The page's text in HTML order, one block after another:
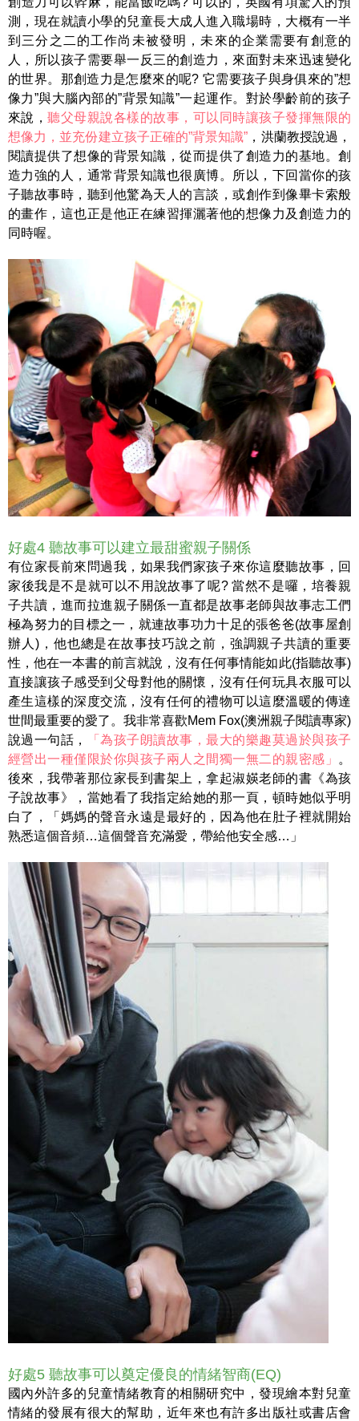
測，現在就讀小學的兒童長大成人進入職場時，大概有一半
到三分之二的工作尚未被發明，未來的企業需要有創意的
人，所以孩子需要舉一反三的創造力，來面對未來迅速變化
的世界。那創造力是怎麼來的呢? 它需要孩子與身俱來的”想
像力”與大腦內部的”背景知識”一起運作。對於學齡前的孩子
來說，聽父母親說各樣的故事，可以同時讓孩子發揮無限的
想像力，並充份建立孩子正確的”背景知識” ，洪蘭教授說過，
閱讀提供了想像的背景知識，從而提供了創造力的基地。創
造力強的人，通常背景知識也很廣博。所以，下回當你的孩
子聽故事時，聽到他驚為天人的言談，或創作到像畢卡索般
的畫作，這也正是他正在練習揮灑著他的想像力及創造力的
同時喔。
好處4 聽故事可以建立最甜蜜親子關係
有位家長前來問過我，如果我們家孩子來你這麼聽故事，回
家後我是不是就可以不用說故事了呢? 當然不是囉，培養親
子共讀，進而拉進親子關係一直都是故事老師與故事志工們
極為努力的目標之一，就連故事功力十足的張爸爸(故事屋創
辦人)，他也總是在故事技巧說之前，強調親子共讀的重要
性，他在一本書的前言就說，沒有任何事情能如此(指聽故事)
直接讓孩子感受到父母對他的關懷，沒有任何玩具衣服可以
產生這樣的深度交流，沒有任何的禮物可以這麼溫暖的傳達
世間最重要的愛了。我非常喜歡Mem Fox(澳洲親子閱讀專家)
說過一句話，
「為孩子朗讀故事，最大的樂趣莫過於與孩子
經營出一種僅限於你與孩子兩人之間獨一無二的親密感」
。
後來，我帶著那位家長到書架上，拿起淑媖老師的書《為孩
子說故事》，當她看了我指定給她的那一頁，頓時她似乎明
白了，「媽媽的聲音永遠是最好的，因為他在肚子裡就開始
熟悉這個音頻…這個聲音充滿愛，帶給他安全感…」
好處5 聽故事可以奠定優良的情緒智商(EQ)
國內外許多的兒童情緒教育的相關研究中，發現繪本對兒童
情緒的發展有很大的幫助，近年來也有許多出版社或書店會